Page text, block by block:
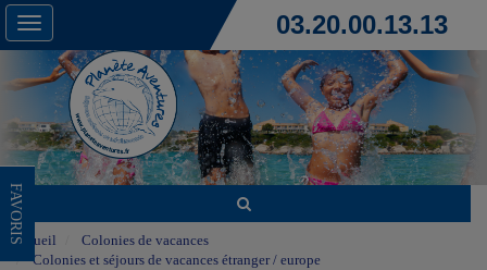
Toggle
navigation
03.20.00.13.13
FAVORIS
Accueil
Colonies de vacances
Colonies et séjours de vacances étranger / europe